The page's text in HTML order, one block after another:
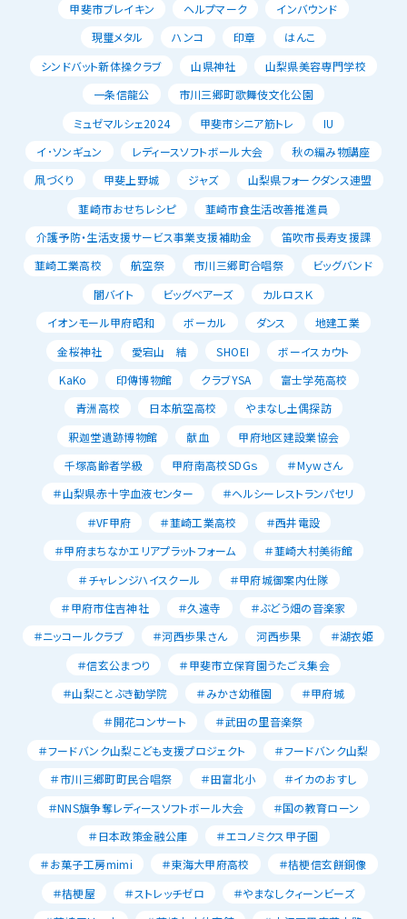
甲斐市ブレイキン
ヘルプマーク
インバウンド
現璽メタル
ハンコ 印章
はんこ
シンドバット新体操クラブ
山県神社
山梨県美容専門学校
一条信龍公
市川三郷町歌舞伎文化公園
ミュゼマルシェ2024
甲斐市シニア筋トレ
IU
イ･ソンギュン
レディースソフトボール大会
秋の編み物講座
凧づくり
甲斐上野城 ジャズ
山梨県フォークダンス連盟
韮崎市おせちレシピ
韮崎市食生活改善推進員
介護予防・生活支援サービス事業支援補助金
笛吹市長寿支援課
韮崎工業高校
航空祭 市川三郷町合唱祭
ビッグバンド
闇バイト
ビッグベアーズ
カルロスＫ
イオンモール甲府昭和
ボーカル ダンス
地建工業
金桜神社
愛宕山 結 SHOEI
ボーイスカウト
KaKo
印傳博物館 クラブYSA
富士学苑高校
青洲高校
日本航空高校
やまなし土偶探訪
釈迦堂遺跡博物館
献血
甲府地区建設業協会
千塚高齢者学級
甲府南高校SDGｓ
＃Mｙwさん
＃山梨県赤十字血液センター
＃ヘルシーレストランパセリ
＃VF甲府
＃韮崎工業高校
＃西井電設
＃甲府まちなかエリアプラットフォーム
＃韮崎大村美術館
＃チャレンジハイスクール
＃甲府城御案内仕隊
＃甲府市住吉神社
＃久遠寺
＃ぶどう畑の音楽家
＃ニッコールクラブ
＃河西歩果さん 河西歩果
＃湖衣姫
＃信玄公まつり
＃甲斐市立保育園うたごえ集会
＃山梨ことぶき勧学院
＃みかさ幼稚園
＃甲府城
＃開花コンサート
＃武田の里音楽祭
＃フードバンク山梨こども支援プロジェクト
＃フードバンク山梨
＃市川三郷町町民合唱祭
＃田富北小
＃イカのおすし
＃NNS旗争奪レディースソフトボール大会
＃国の教育ローン
＃日本政策金融公庫
＃エコノミクス甲子園
＃お菓子工房mimi
＃東海大甲府高校
＃桔梗信玄餅銅像
＃桔梗屋
＃ストレッチゼロ
＃やまなしクィーンビーズ